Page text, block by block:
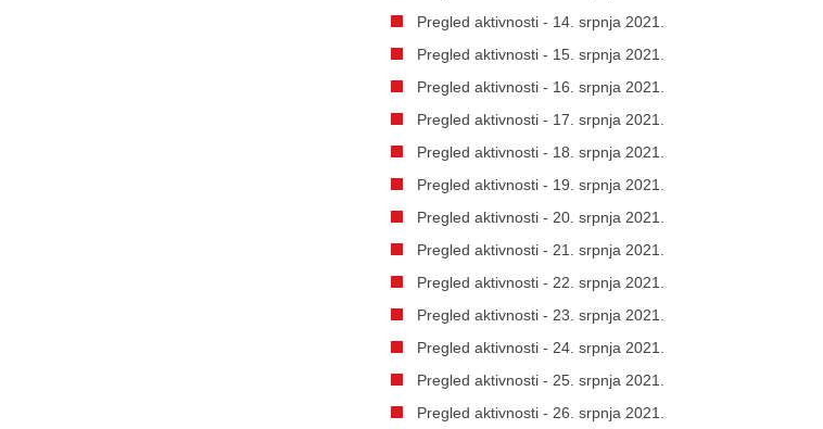
Pregled aktivnosti - 14. srpnja 2021.
Pregled aktivnosti - 15. srpnja 2021.
Pregled aktivnosti - 16. srpnja 2021.
Pregled aktivnosti - 17. srpnja 2021.
Pregled aktivnosti - 18. srpnja 2021.
Pregled aktivnosti - 19. srpnja 2021.
Pregled aktivnosti - 20. srpnja 2021.
Pregled aktivnosti - 21. srpnja 2021.
Pregled aktivnosti - 22. srpnja 2021.
Pregled aktivnosti - 23. srpnja 2021.
Pregled aktivnosti - 24. srpnja 2021.
Pregled aktivnosti - 25. srpnja 2021.
Pregled aktivnosti - 26. srpnja 2021.